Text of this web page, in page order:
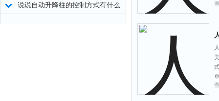
拒马路障厂家规格
说说自动升降柱的控制方式有什么